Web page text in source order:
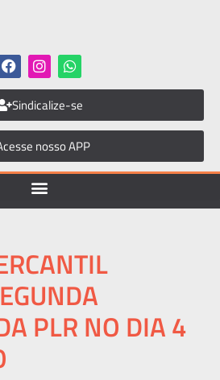
Sindicalize-se
nosso APP
PLR NO DIA 4